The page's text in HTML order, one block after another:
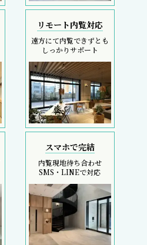
リモート内覧対応
遠方にて内覧できずとも
しっかりサポート
スマホで完結
内覧現地待ち合わせ
SMS・LINEで対応